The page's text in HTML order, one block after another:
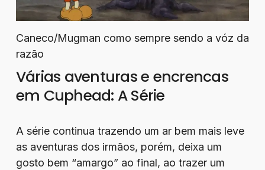
Caneco/Mugman como sempre sendo a vóz da
razão
Várias aventuras e encrencas
em Cuphead: A Série
A série continua trazendo um ar bem mais leve
as aventuras dos irmãos, porém, deixa um
gosto bem “amargo” ao final, ao trazer um